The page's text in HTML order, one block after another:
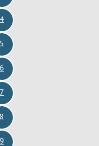
4
5
6
7
8
9